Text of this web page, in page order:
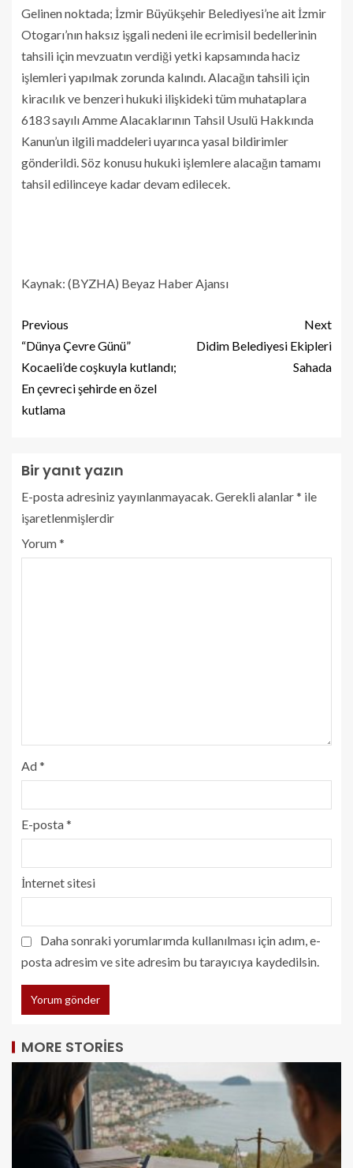
Gelinen noktada; İzmir Büyükşehir Belediyesi’ne ait İzmir
Otogarı’nın haksız işgali nedeni ile ecrimisil bedellerinin
tahsili için mevzuatın verdiği yetki kapsamında haciz
işlemleri yapılmak zorunda kalındı. Alacağın tahsili için
kiracılık ve benzeri hukuki ilişkideki tüm muhataplara
6183 sayılı Amme Alacaklarının Tahsil Usulü Hakkında
Kanun’un ilgili maddeleri uyarınca yasal bildirimler
gönderildi. Söz konusu hukuki işlemlere alacağın tamamı
tahsil edilinceye kadar devam edilecek.
Kaynak: (BYZHA) Beyaz Haber Ajansı
Previous
“Dünya Çevre Günü”
Kocaeli’de coşkuyla kutlandı;
En çevreci şehirde en özel
kutlama
Next
Didim Belediyesi Ekipleri
Sahada
Bir yanıt yazın
E-posta adresiniz yayınlanmayacak. Gerekli alanlar* ile
işaretlenmişlerdir
Yorum*
Ad*
E-posta*
İnternet sitesi
Daha sonraki yorumlarımda kullanılması için adım, e-
posta adresim ve site adresim bu tarayıcıya kaydedilsin.
MORE STORIES